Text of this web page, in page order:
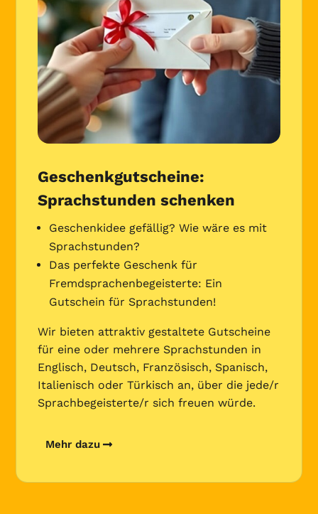
Geschenkgutscheine:
Sprachstunden schenken
Geschenkidee gefällig? Wie wäre es mit
Sprachstunden?
Das perfekte Geschenk für
Fremdsprachenbegeisterte: Ein
Gutschein für Sprachstunden!
Wir bieten attraktiv gestaltete Gutscheine
für eine oder mehrere Sprachstunden in
Englisch, Deutsch, Französisch, Spanisch,
Italienisch oder Türkisch an, über die jede/r
Sprachbegeisterte/r sich freuen würde.
Mehr dazu